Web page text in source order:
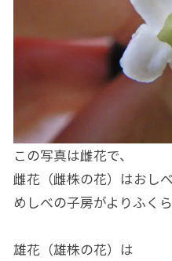
この写真は雌花で、
雌花（雌株の花）はおし
めしべの子房がよりふく
雄花（雄株の花）は